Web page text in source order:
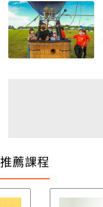
推薦課程